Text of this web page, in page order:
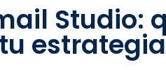
Studio: